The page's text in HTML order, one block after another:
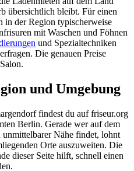
übersichtlich bleibt. Für einen
in der Region typischerweise
mit Waschen und Föhnen
und Spezialtechniken
Die genauen Preise
und Umgebung
findest du auf friseur.org
Berlin. Gerade wer auf dem
Nähe findet, lohnt
Orte auszuweiten. Die
dieser Seite hilft, schnell einen